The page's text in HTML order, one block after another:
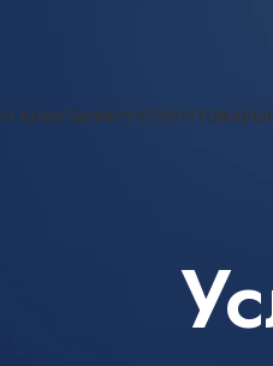
О КОМПАНИИУСЛУГИТОВАРЫ